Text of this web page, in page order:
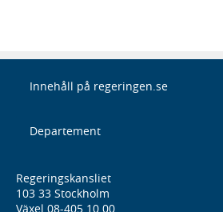
Innehåll på regeringen.se
Departement
Regeringskansliet
103 33 Stockholm
Växel 08-405 10 00